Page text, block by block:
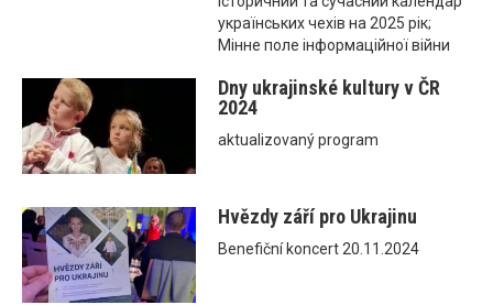
українських чехів на 2025 рік;
Мінне поле інформаційної війни
Dny ukrajinské kultury v ČR
2024
aktualizovaný program
Hvězdy září pro Ukrajinu
Benefiční koncert 20.11.2024